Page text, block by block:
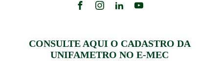
CONSULTE AQUI O CADASTRO DA
UNIFAMETRO NO E-MEC